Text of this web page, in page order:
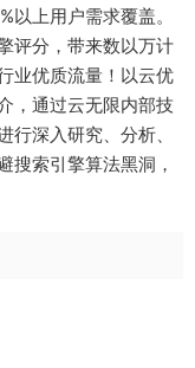
上用户需求覆盖。
评分，带来数以万计
业优质流量！以云优
，通过云无限内部技
深入研究、分析、
搜索引擎算法黑洞，